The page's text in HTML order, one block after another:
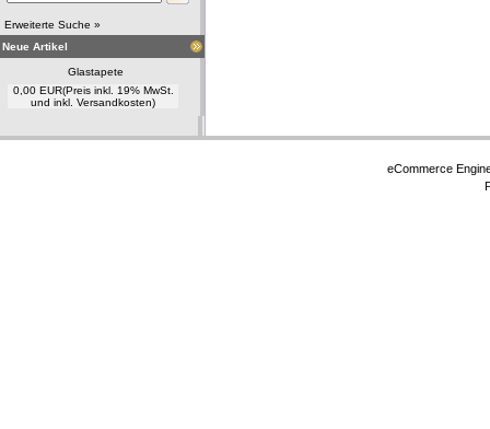
Erweiterte Suche »
Neue Artikel
Glastapete
0,00 EUR(Preis inkl. 19% MwSt.
und inkl. Versandkosten)
eCommerce